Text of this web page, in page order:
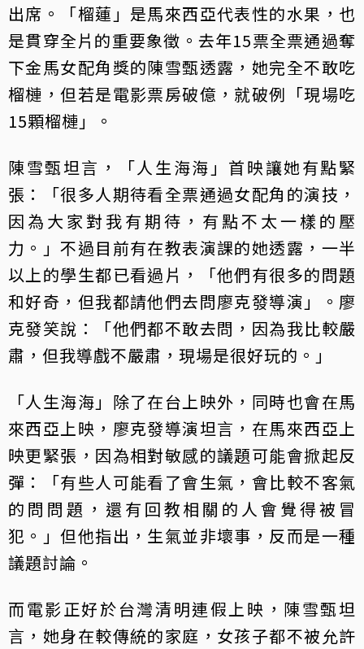
出席。「榴蓮」是馬來西亞代表性的水果，也
是貫穿全片的重要象徵。去年15票全票通過奪
下金馬女配角獎的陳雪甄透露，她完全不敢吃
榴槤，但若是電影票房破億，就破例「現場吃
15顆榴槤」。
陳雪甄坦言，「人生海海」首映讓她有點緊
張：「很多人期待看全票通過女配角的演技，
因為大家對我有期待，有點不太一樣的壓
力。」不過目前有在教表演課的她透露，一半
以上的學生都已看過片，「他們有很多的問題
和好奇，但我都請他們去問廖克發導演」。廖
克發笑說：「他們都不敢去問，因為我比較嚴
肅，但我導戲不嚴肅，現場是很好玩的。」
「人生海海」除了在台上映外，同時也會在馬
來西亞上映，廖克發導演坦言，在馬來西亞上
映更緊張，因為相對敏感的議題可能會掀起反
彈：「有些人可能看了會生氣，會比較不客氣
的問問題，還有回教相關的人會覺得被冒
犯。」但他指出，生氣並非壞事，反而是一種
議題討論。
而電影正好於台灣清明連假上映，陳雪甄坦
言，她身在較傳統的家庭，女孩子都不被允許